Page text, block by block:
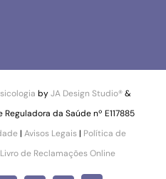
byJA Design Studio®&
da Saúde nº E117885
| Avisos Legais| Política de
Livro de Reclamações Online